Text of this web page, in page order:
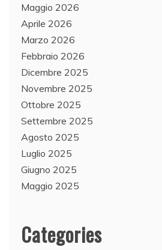
Maggio 2026
Aprile 2026
Marzo 2026
Febbraio 2026
Dicembre 2025
Novembre 2025
Ottobre 2025
Settembre 2025
Agosto 2025
Luglio 2025
Giugno 2025
Maggio 2025
Categories